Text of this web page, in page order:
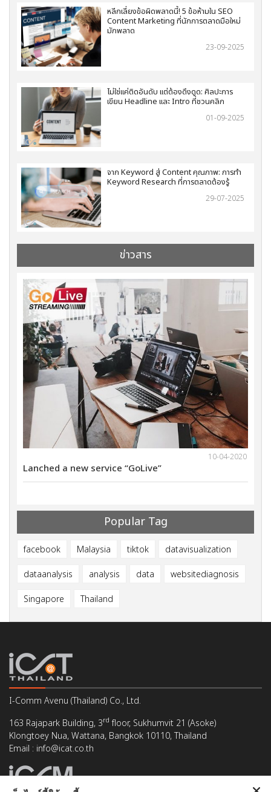
หลีกเลี่ยงข้อผิดพลาดนี้! 5 ข้อห้ามใน SEO
Content Marketing ที่นักการตลาดมือใหม่
มักพลาด
23-09-2025
ไม่ใช่แค่ติดอันดับ แต่ต้องดึงดูด: ศิลปะการ
เขียน Headline และ Intro ที่ชวนคลิก
01-09-2025
จาก Keyword สู่ Content คุณภาพ: การทำ
Keyword Research ที่การตลาดต้องรู้
29-07-2025
ข่าวสาร
10-04-2020
Lanched a new service “GoLive”
Popular Tag
facebook Malaysia tiktok
datavisualization
dataanalysis
analysis data
websitediagnosis
Singapore
Thailand
I-Comm Avenu (Thailand) Co., Ltd.
163 Rajapark Building, 3rd floor, Sukhumvit 21 (Asoke)
Klongtoey Nua, Wattana, Bangkok 10110, Thailand
Email : info@icat.co.th